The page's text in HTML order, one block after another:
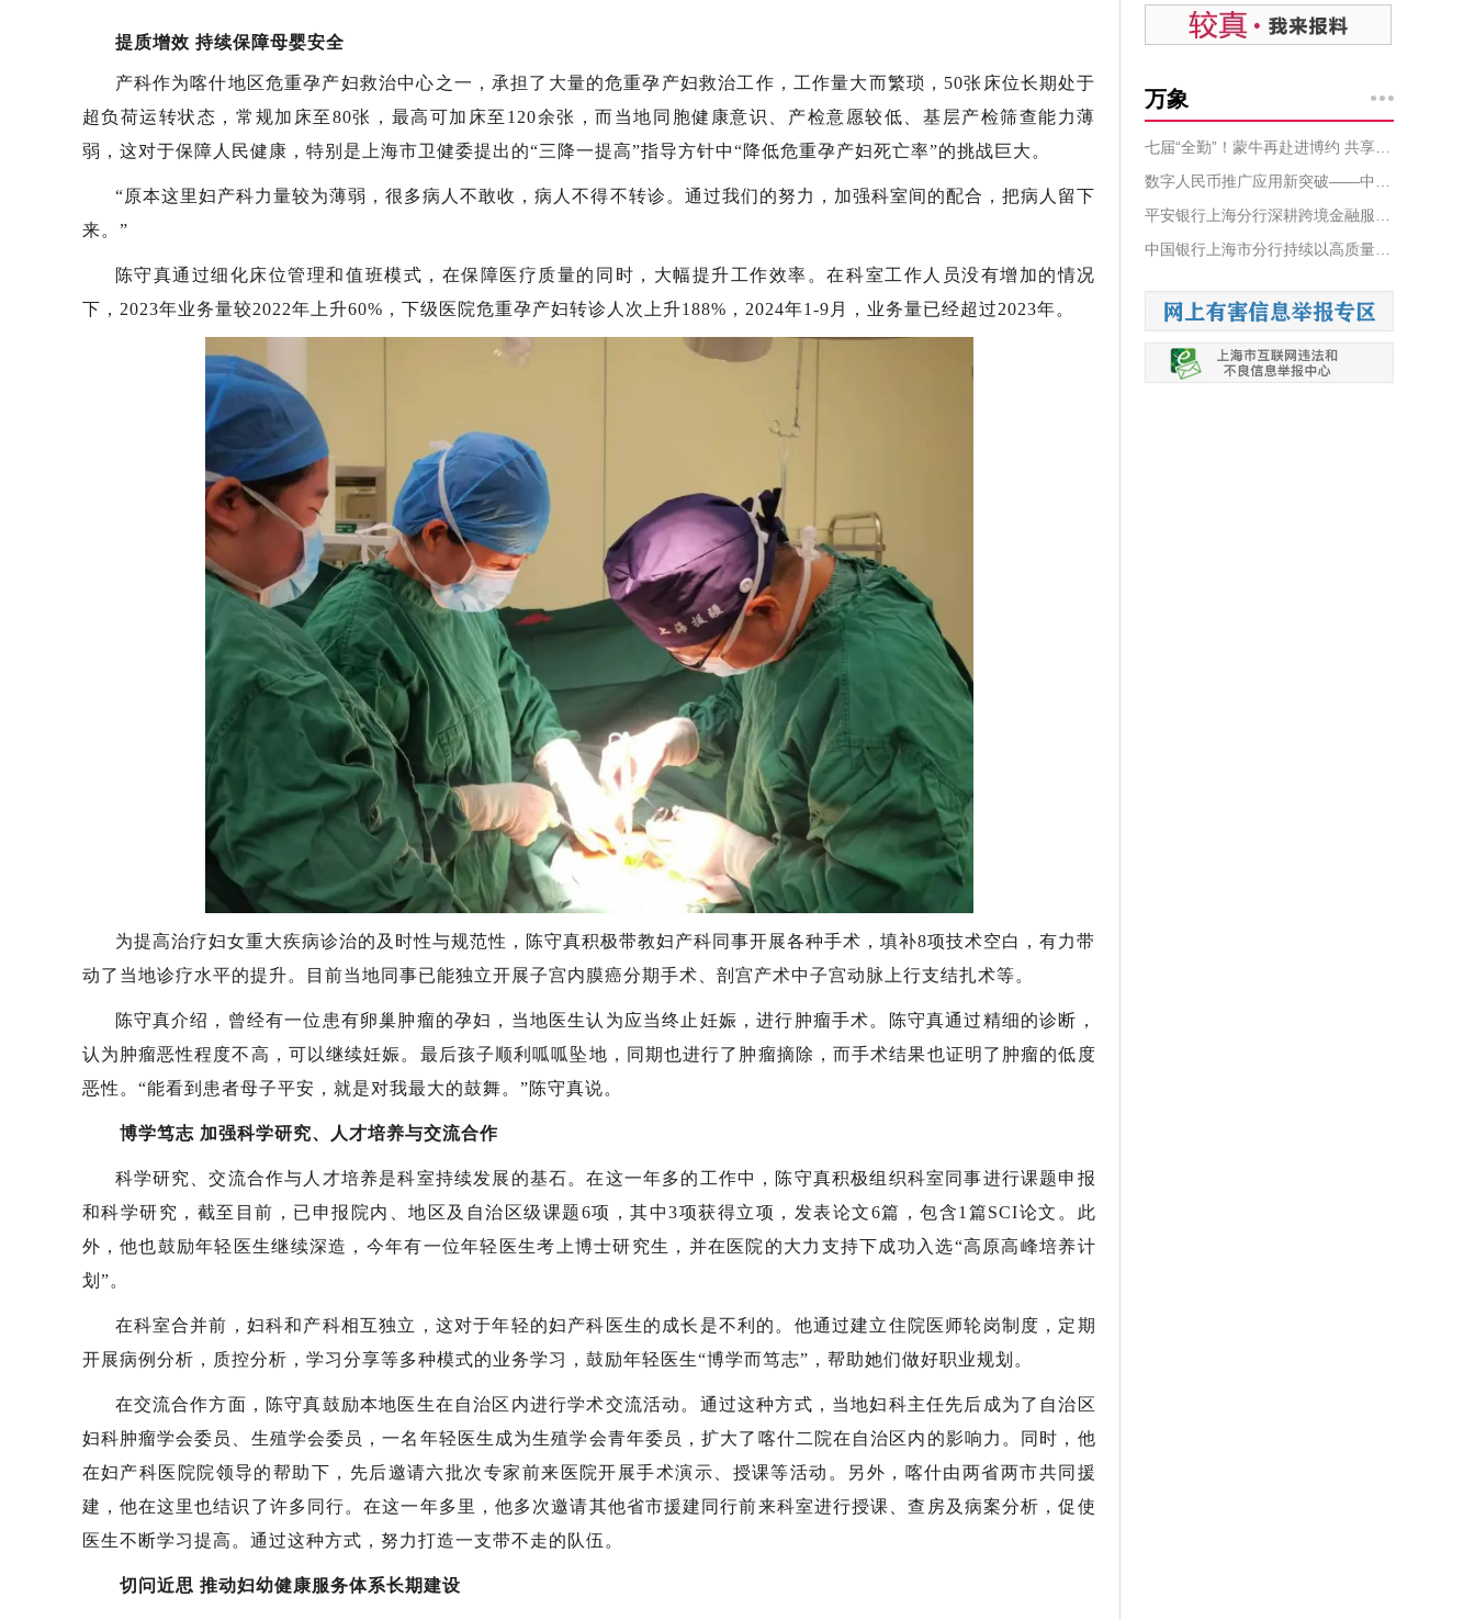
提质增效 持续保障母婴安全
产科作为喀什地区危重孕产妇救治中心之一，承担了大量的危重孕产妇救治工作，工作量大而繁琐，50张床位长期处于
超负荷运转状态，常规加床至80张，最高可加床至120余张，而当地同胞健康意识、产检意愿较低、基层产检筛查能力薄
弱，这对于保障人民健康，特别是上海市卫健委提出的“三降一提高”指导方针中“降低危重孕产妇死亡率”的挑战巨大。
“原本这里妇产科力量较为薄弱，很多病人不敢收，病人不得不转诊。通过我们的努力，加强科室间的配合，把病人留下
来。”
陈守真通过细化床位管理和值班模式，在保障医疗质量的同时，大幅提升工作效率。在科室工作人员没有增加的情况
下，2023年业务量较2022年上升60%，下级医院危重孕产妇转诊人次上升188%，2024年1-9月，业务量已经超过2023年。
为提高治疗妇女重大疾病诊治的及时性与规范性，陈守真积极带教妇产科同事开展各种手术，填补8项技术空白，有力带
动了当地诊疗水平的提升。目前当地同事已能独立开展子宫内膜癌分期手术、剖宫产术中子宫动脉上行支结扎术等。
陈守真介绍，曾经有一位患有卵巢肿瘤的孕妇，当地医生认为应当终止妊娠，进行肿瘤手术。陈守真通过精细的诊断，
认为肿瘤恶性程度不高，可以继续妊娠。最后孩子顺利呱呱坠地，同期也进行了肿瘤摘除，而手术结果也证明了肿瘤的低度
恶性。“能看到患者母子平安，就是对我最大的鼓舞。”陈守真说。
博学笃志 加强科学研究、人才培养与交流合作
科学研究、交流合作与人才培养是科室持续发展的基石。在这一年多的工作中，陈守真积极组织科室同事进行课题申报
和科学研究，截至目前，已申报院内、地区及自治区级课题6项，其中3项获得立项，发表论文6篇，包含1篇SCI论文。此
外，他也鼓励年轻医生继续深造，今年有一位年轻医生考上博士研究生，并在医院的大力支持下成功入选“高原高峰培养计
划”。
在科室合并前，妇科和产科相互独立，这对于年轻的妇产科医生的成长是不利的。他通过建立住院医师轮岗制度，定期
开展病例分析，质控分析，学习分享等多种模式的业务学习，鼓励年轻医生“博学而笃志”，帮助她们做好职业规划。
在交流合作方面，陈守真鼓励本地医生在自治区内进行学术交流活动。通过这种方式，当地妇科主任先后成为了自治区
妇科肿瘤学会委员、生殖学会委员，一名年轻医生成为生殖学会青年委员，扩大了喀什二院在自治区内的影响力。同时，他
在妇产科医院院领导的帮助下，先后邀请六批次专家前来医院开展手术演示、授课等活动。另外，喀什由两省两市共同援
建，他在这里也结识了许多同行。在这一年多里，他多次邀请其他省市援建同行前来科室进行授课、查房及病案分析，促使
医生不断学习提高。通过这种方式，努力打造一支带不走的队伍。
切问近思 推动妇幼健康服务体系长期建设
万象
七届“全勤”！蒙牛再赴进博约 共享乳业新未来
中国银行上海市分行持续以高质量金融服务 助力中法企业经贸合作